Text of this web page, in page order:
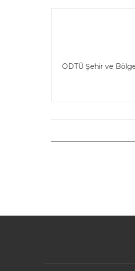
ODTÜ Şehir ve